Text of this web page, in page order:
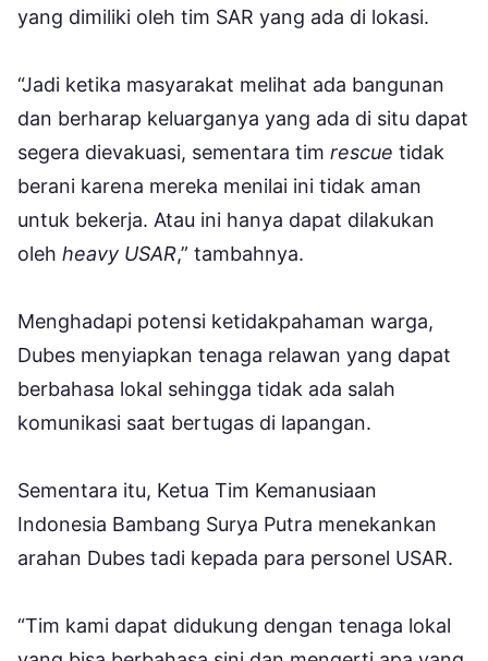
yang dimiliki oleh tim SAR yang ada di lokasi.
“Jadi ketika masyarakat melihat ada bangunan
dan berharap keluarganya yang ada di situ dapat
segera dievakuasi, sementara tim rescue tidak
berani karena mereka menilai ini tidak aman
untuk bekerja. Atau ini hanya dapat dilakukan
oleh heavy USAR,” tambahnya.
Menghadapi potensi ketidakpahaman warga,
Dubes menyiapkan tenaga relawan yang dapat
berbahasa lokal sehingga tidak ada salah
komunikasi saat bertugas di lapangan.
Sementara itu, Ketua Tim Kemanusiaan
Indonesia Bambang Surya Putra menekankan
arahan Dubes tadi kepada para personel USAR.
“Tim kami dapat didukung dengan tenaga lokal